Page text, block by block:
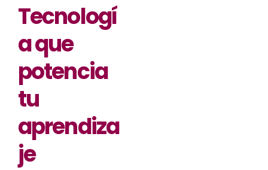
Tecnologí
a que
potencia
tu
aprendiza
je